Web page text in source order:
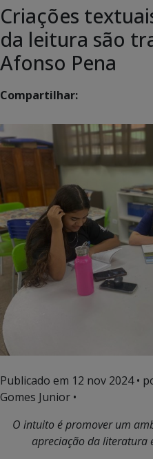
Criações
da leitura são
Afonso Pena
Compartilhar:
Publicado em 12 nov 2024•
Gomes Junior •
O intuito é promover um
apreciação da literatura